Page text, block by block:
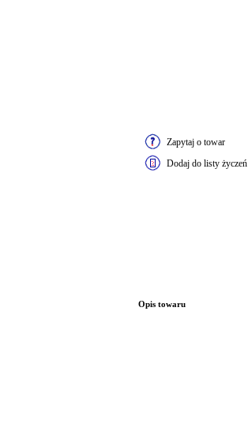
Zapytaj o towar
Dodaj do listy życzeń
Opis towaru